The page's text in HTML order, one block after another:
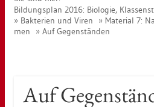
Bil­dungs­plan 2016: Bio­lo­gie,
Bak­te­ri­en und Viren
Ma­te­ri­al 7:
men
Auf Ge­gen­stän­den
Auf